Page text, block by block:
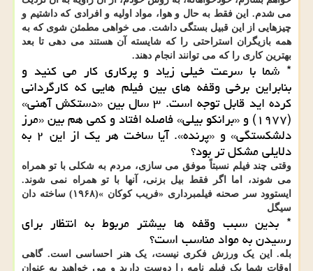
می شدم. این فقط به حال و هوا، مواد اولیه و افرادی که داشتیم و
چیزهایی از این قبیل بستگی داشت. می خواهی مطمئن شوی که به
همه بازیگران استراحتی را که شایسته آن هستند می دهی تا بعد
بهترین کاری را که می توانند انجام دهند.
* شما با سرعت خیلی زیاد و پرکاری کار می کنید و
بنابراین برخی وقفه های بین فیلم هایی که کارگردانی
کرده اید قابل توجه است. ۳ سال بین «دستکش آهنی»
(۱۹۷۷) و «برانکو بیلی» فاصله افتاد و کمی هم بین «مرز
دلشکستگی» و «پرنده». آیا ساخت هر یک از این ۲ به
دلایلی مشکل تر بود؟
وقتی چند فیلم نسبتاً موفق می سازی، مردم به شکلی با تو همراه
می شوند، اما اگر فقط بیل بزنی، آنها با تو همراه نمی شوند.
ایستوود سر صحنه فیلمبرداری «فریب کوکان »(۱۹۶۸) ساخته دان
سیگل
* بدین سبب وقفه ها بیشتر مربوط به انتظار برای
رسیدن به مواد مناسب است؟
بله. این یک ورزش فکری نیست، یک هنر احساسی است. گاهی
اوقات شما یک فیلم نامه را دوست دارید و می خواهید به عنوان